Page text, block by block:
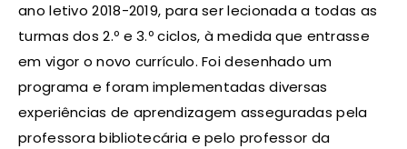
ano letivo 2018-2019, para ser lecionada a todas as
turmas dos 2.º e 3.º ciclos, à medida que entrasse
em vigor o novo currículo. Foi desenhado um
programa e foram implementadas diversas
experiências de aprendizagem asseguradas pela
professora bibliotecária e pelo professor da